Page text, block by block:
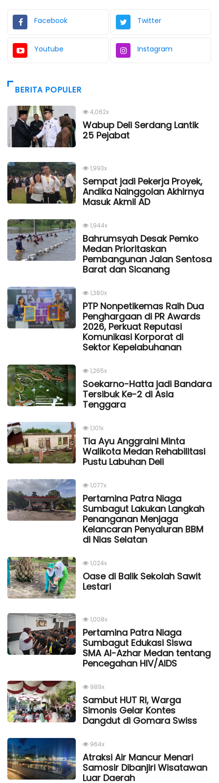
Facebook Twitter
Youtube Instagram
BERITA POPULER
4,062x
Wabup Deli Serdang Lantik
25 Pejabat
1,993x
Sempat jadi Pekerja Proyek,
Andika Nainggolan Akhirnya
Masuk Akmil AD
1,944x
Bahrumsyah Desak Pemko
Medan Prioritaskan
Pembangunan Jalan Sentosa
Barat dan Sicanang
1,380x
PTP Nonpetikemas Raih Dua
Penghargaan di PR Awards
2026, Perkuat Reputasi
Komunikasi Korporat di
Sektor Kepelabuhanan
1,265x
Soekarno-Hatta jadi Bandara
Tersibuk Ke-2 di Asia
Tenggara
1,101x
Tia Ayu Anggraini Minta
Walikota Medan Rehabilitasi
Pustu Labuhan Deli
1,077x
Pertamina Patra Niaga
Sumbagut Lakukan Langkah
Penanganan Menjaga
Kelancaran Penyaluran BBM
di Nias Selatan
1,024x
Oase di Balik Sekolah Sawit
Lestari
1,008x
Pertamina Patra Niaga
Sumbagut Edukasi Siswa
SMA Al-Azhar Medan tentang
Pencegahan HIV/AIDS
989x
Sambut HUT RI, Warga
Simonis Gelar Kontes
Dangdut di Gomara Swiss
964x
Atraksi Air Mancur Menari
Samosir Dibanjiri Wisatawan
Luar Daerah